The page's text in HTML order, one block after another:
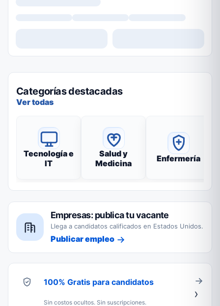
Categorías destacadas
Ver todas
Tecnología e
IT
Salud y
Medicina
Enfermería
Empresas: publica tu vacante
Llega a candidatos calificados en Estados Unidos.
Publicar empleo
100% Gratis para candidatos
Sin costos ocultos. Sin suscripciones.